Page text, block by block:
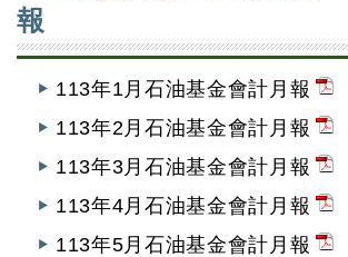
報
113年1月石油基金會計月報
113年2月石油基金會計月報
113年3月石油基金會計月報
113年4月石油基金會計月報
113年5月石油基金會計月報